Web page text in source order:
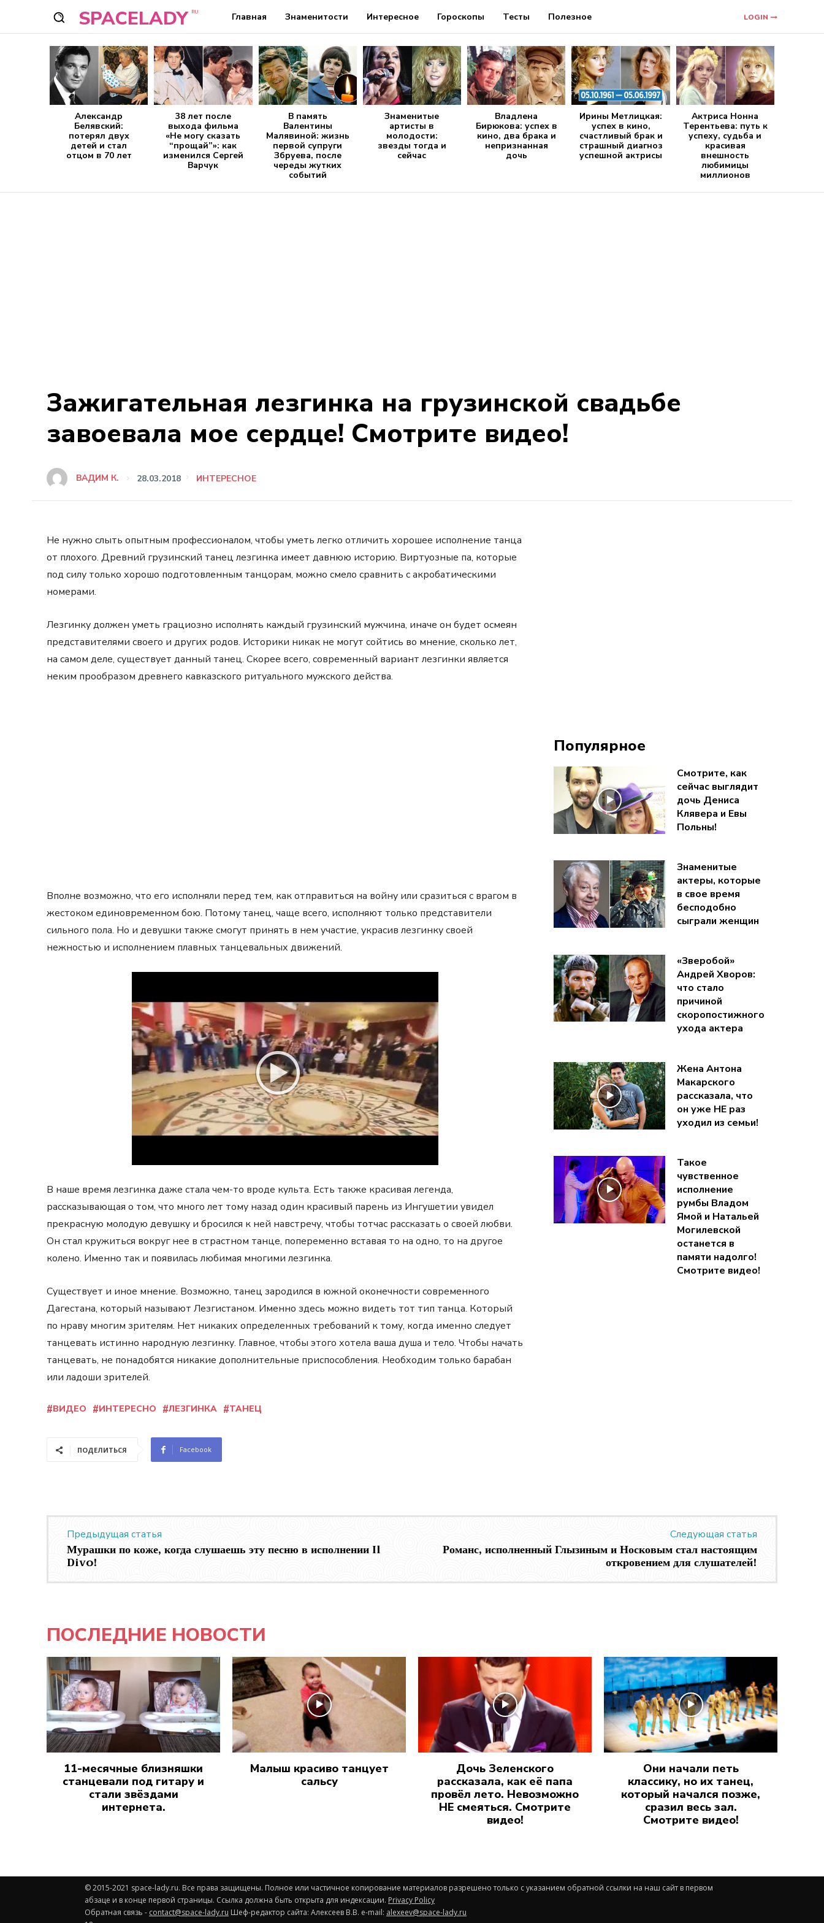
SPACELADY RU Главная Знаменитости Интересное Гороскопы Тесты Полезное LOGIN
Александр
Белявский:
потерял двух
детей и стал
отцом в 70 лет
38 лет после
выхода фильма
«Не могу сказать
“прощай”»: как
изменился Сергей
Варчук
В память
Валентины
Малявиной: жизнь
первой супруги
Збруева, после
череды жутких
событий
Знаменитые
артисты в
молодости:
звезды тогда и
сейчас
Владлена
Бирюкова: успех в
кино, два брака и
непризнанная
дочь
Ирины Метлицкая:
успех в кино,
счастливый брак и
страшный диагноз
успешной актрисы
Актриса Нонна
Терентьева: путь к
успеху, судьба и
красивая
внешность
любимицы
миллионов
Зажигательная лезгинка на грузинской свадьбе
завоевала мое сердце! Смотрите видео!
ВАДИМ К. 28.03.2018 ИНТЕРЕСНОЕ
Не нужно слыть опытным профессионалом, чтобы уметь легко отличить хорошее исполнение танца
от плохого. Древний грузинский танец лезгинка имеет давнюю историю. Виртуозные па, которые
под силу только хорошо подготовленным танцорам, можно смело сравнить с акробатическими
номерами.
Лезгинку должен уметь грациозно исполнять каждый грузинский мужчина, иначе он будет осмеян
представителями своего и других родов. Историки никак не могут сойтись во мнение, сколько лет,
на самом деле, существует данный танец. Скорее всего, современный вариант лезгинки является
неким прообразом древнего кавказского ритуального мужского действа.
Вполне возможно, что его исполняли перед тем, как отправиться на войну или сразиться с врагом в
жестоком единовременном бою. Потому танец, чаще всего, исполняют только представители
сильного пола. Но и девушки также смогут принять в нем участие, украсив лезгинку своей
нежностью и исполнением плавных танцевальных движений.
В наше время лезгинка даже стала чем-то вроде культа. Есть также красивая легенда,
рассказывающая о том, что много лет тому назад один красивый парень из Ингушетии увидел
прекрасную молодую девушку и бросился к ней навстречу, чтобы тотчас рассказать о своей любви.
Он стал кружиться вокруг нее в страстном танце, попеременно вставая то на одно, то на другое
колено. Именно так и появилась любимая многими лезгинка.
Существует и иное мнение. Возможно, танец зародился в южной оконечности современного
Дагестана, который называют Лезгистаном. Именно здесь можно видеть тот тип танца. Который
по нраву многим зрителям. Нет никаких определенных требований к тому, когда именно следует
танцевать истинно народную лезгинку. Главное, чтобы этого хотела ваша душа и тело. Чтобы начать
танцевать, не понадобятся никакие дополнительные приспособления. Необходим только барабан
или ладоши зрителей.
ВИДЕО ИНТЕРЕСНО ЛЕЗГИНКА ТАНЕЦ
ПОДЕЛИТЬСЯ Facebook
Популярное
Смотрите, как
сейчас выглядит
дочь Дениса
Клявера и Евы
Польны!
Знаменитые
актеры, которые
в свое время
бесподобно
сыграли женщин
«Зверобой»
Андрей Хворов:
что стало
причиной
скоропостижного
ухода актера
Жена Антона
Макарского
рассказала, что
он уже НЕ раз
уходил из семьи!
Такое
чувственное
исполнение
румбы Владом
Ямой и Натальей
Могилевской
останется в
памяти надолго!
Смотрите видео!
Предыдущая статья
Мурашки по коже, когда слушаешь эту песню в исполнении Il
Divo!
Следующая статья
Романс, исполненный Глызиным и Носковым стал настоящим
откровением для слушателей!
ПОСЛЕДНИЕ НОВОСТИ
11-месячные близняшки
станцевали под гитару и
стали звёздами
интернета.
Малыш красиво танцует
сальсу
Дочь Зеленского
рассказала, как её папа
провёл лето. Невозможно
НЕ смеяться. Смотрите
видео!
Они начали петь
классику, но их танец,
который начался позже,
сразил весь зал.
Смотрите видео!
© 2015-2021 space-lady.ru. Все права защищены. Полное или частичное копирование материалов разрешено только с указанием обратной ссылки на наш сайт в первом
абзаце и в конце первой страницы. Ссылка должна быть открыта для индексации. Privacy Policy
Обратная связь - contact@space-lady.ru Шеф-редактор сайта: Алексеев В.В. e-mail: alexeev@space-lady.ru